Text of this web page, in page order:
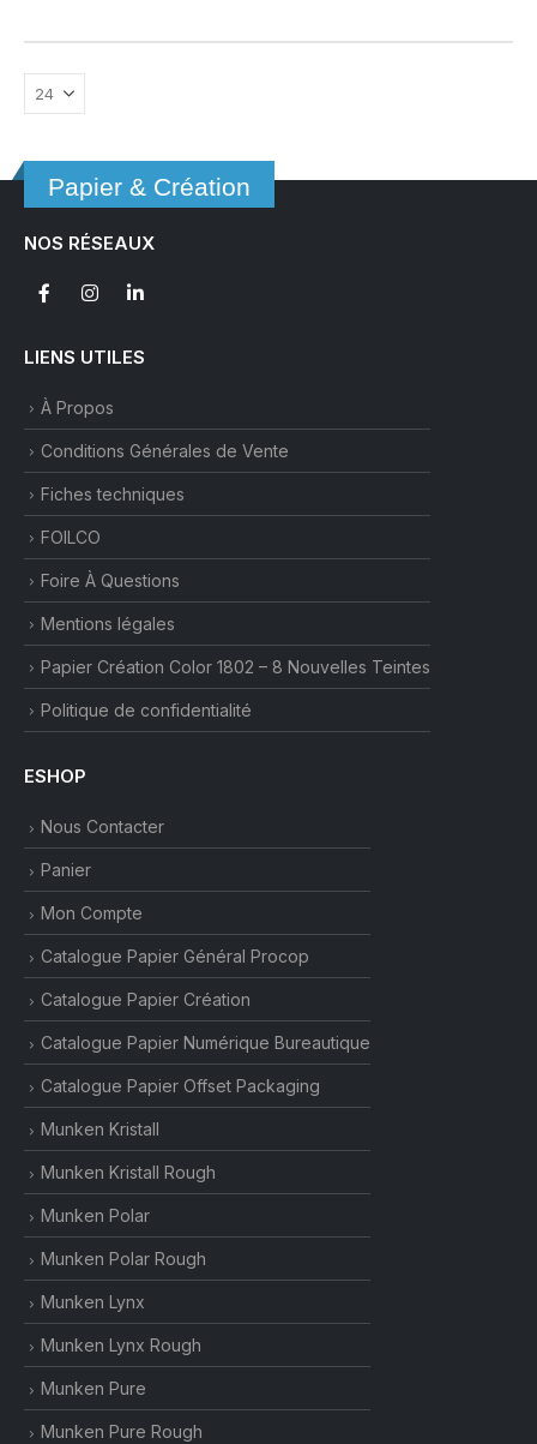
plusieurs
Les
options
choisies
la
page
du
Papier & Création
NOS RÉSEAUX
LIENS UTILES
À Propos
Conditions Générales de Vente
Fiches techniques
FOILCO
Foire À Questions
Mentions légales
Papier Création Color 1802 – 8 Nouvelles Teintes
Politique de confidentialité
ESHOP
Nous Contacter
Panier
Mon Compte
Catalogue Papier Général Procop
Catalogue Papier Création
Catalogue Papier Numérique Bureautique
Catalogue Papier Offset Packaging
Munken Kristall
Munken Kristall Rough
Munken Polar
Munken Polar Rough
Munken Lynx
Munken Lynx Rough
Munken Pure
Munken Pure Rough